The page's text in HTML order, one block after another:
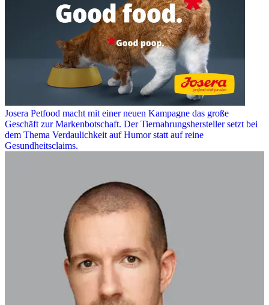
Josera Petfood macht mit einer neuen Kampagne das große
Geschäft zur Markenbotschaft. Der Tiernahrungshersteller setzt bei
dem Thema Verdaulichkeit auf Humor statt auf reine
Gesundheitsclaims.